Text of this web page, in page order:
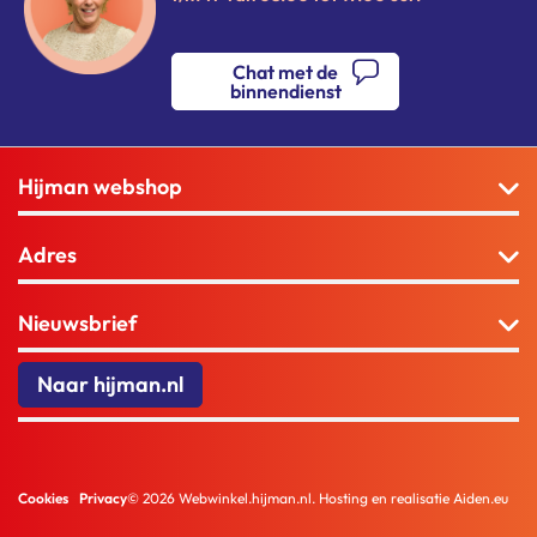
Chat met de
binnendienst
Hijman webshop
Adres
Nieuwsbrief
Naar hijman.nl
Cookies Privacy© 2026 Webwinkel.hijman.nl. Hosting en realisatie Aiden.eu